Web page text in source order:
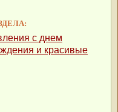
с днем
и красивые